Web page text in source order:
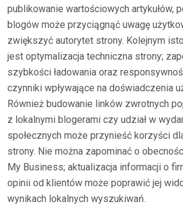
publikowanie wartościowych artykułów,
blogów może przyciągnąć uwagę
zwiększyć autorytet strony. Kolejnym
jest optymalizacja techniczna strony;
szybkości ładowania oraz
czynniki wpływające na doświadczenia
Również budowanie linków zwrotnych
z lokalnymi blogerami czy udział w
społecznych może przynieść korzyści
strony. Nie można zapominać o
My Business; aktualizacja informacji o
opinii od klientów może poprawić jej
wynikach lokalnych wyszukiwań.